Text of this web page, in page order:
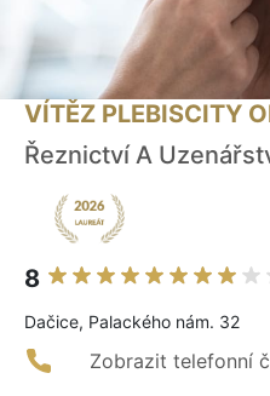
VÍTĚZ PLEBISCITY
Řeznictví A
8
Dačice, Palackého nám. 32
Zobrazit telefonní